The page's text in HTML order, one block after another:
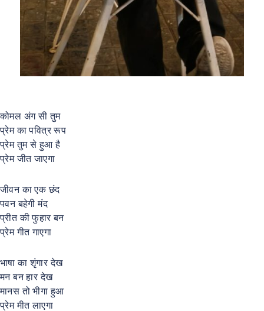
कोमल अंग सी तुम
प्रेम का पवित्र रूप
प्रेम तुम से हुआ है
प्रेम जीत जाएगा
जीवन का एक छंद
पवन बहेगी मंद
प्रीत की फुहार बन
प्रेम गीत गाएगा
भाषा का शृंगार देख
मन बन हार देख
मानस तो भीगा हुआ
प्रेम मीत लाएगा